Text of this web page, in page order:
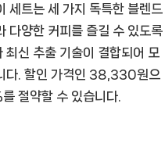
을
선
물
하
세
세트는 세 가지 독특한 블렌드
다양한 커피를 즐길 수 있도록
최신 추출 기술이 결합되어 모
다. 할인 가격인 38,330원으
절약할 수 있습니다.